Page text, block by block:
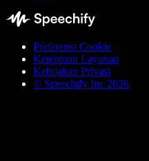
Preferensi Cookie
Ketentuan Layanan
Kebijakan Privasi
© Speechify Inc 2026